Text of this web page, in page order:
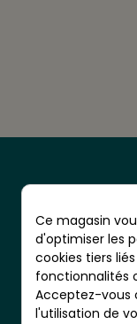
CS 20001
16300
Ce magasin
d'optimiser les
cookies tiers
fonctionnalités
Acceptez-vous
l'utilisation de